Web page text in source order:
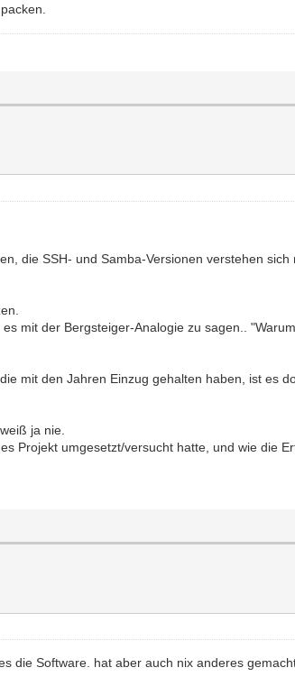
die SSH- und Samba-Versionen verstehen sich
mit der Bergsteiger-Analogie zu sagen..
mit den Jahren Einzug gehalten haben, ist es
ja nie.
Projekt umgesetzt/versucht hatte, und wie die
die Software. hat aber auch nix anderes